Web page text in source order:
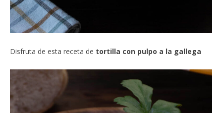
Disfruta de esta receta de tortilla con pulpo a la gallega